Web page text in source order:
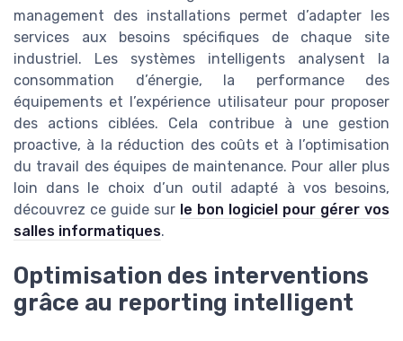
management des installations permet d’adapter les
services aux besoins spécifiques de chaque site
industriel. Les systèmes intelligents analysent la
consommation d’énergie, la performance des
équipements et l’expérience utilisateur pour proposer
des actions ciblées. Cela contribue à une gestion
proactive, à la réduction des coûts et à l’optimisation
du travail des équipes de maintenance. Pour aller plus
loin dans le choix d’un outil adapté à vos besoins,
découvrez ce guide sur le bon logiciel pour gérer vos
salles informatiques.
Optimisation des interventions
grâce au reporting intelligent